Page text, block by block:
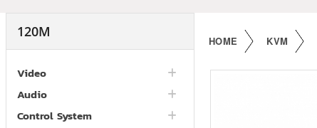
120M
Video
Audio
Control System
HOME KVM